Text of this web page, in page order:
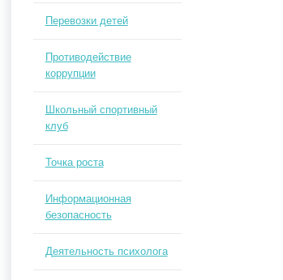
Перевозки детей
Противодействие
коррупции
Школьный спортивный
клуб
Точка роста
Информационная
безопасность
Деятельность психолога